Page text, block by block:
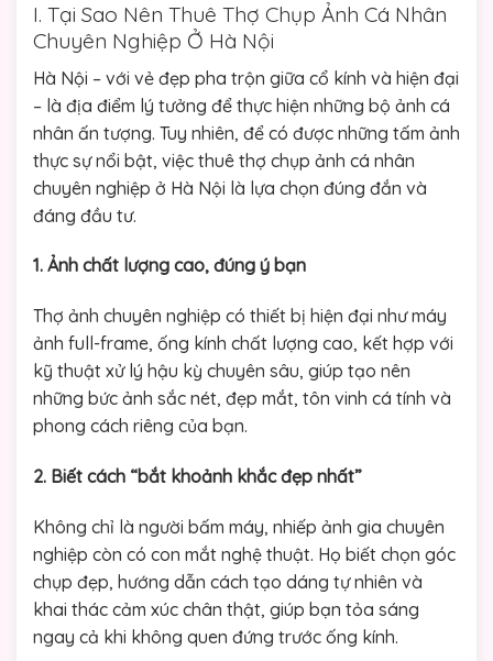
I. Tại Sao Nên Thuê Thợ Chụp Ảnh Cá Nhân
Chuyên Nghiệp Ở Hà Nội
Hà Nội – với vẻ đẹp pha trộn giữa cổ kính và hiện đại
– là địa điểm lý tưởng để thực hiện những bộ ảnh cá
nhân ấn tượng. Tuy nhiên, để có được những tấm ảnh
thực sự nổi bật, việc thuê thợ chụp ảnh cá nhân
chuyên nghiệp ở Hà Nội là lựa chọn đúng đắn và
đáng đầu tư.
1. Ảnh chất lượng cao, đúng ý bạn
Thợ ảnh chuyên nghiệp có thiết bị hiện đại như máy
ảnh full-frame, ống kính chất lượng cao, kết hợp với
kỹ thuật xử lý hậu kỳ chuyên sâu, giúp tạo nên
những bức ảnh sắc nét, đẹp mắt, tôn vinh cá tính và
phong cách riêng của bạn.
2. Biết cách “bắt khoảnh khắc đẹp nhất”
Không chỉ là người bấm máy, nhiếp ảnh gia chuyên
nghiệp còn có con mắt nghệ thuật. Họ biết chọn góc
chụp đẹp, hướng dẫn cách tạo dáng tự nhiên và
khai thác cảm xúc chân thật, giúp bạn tỏa sáng
ngay cả khi không quen đứng trước ống kính.